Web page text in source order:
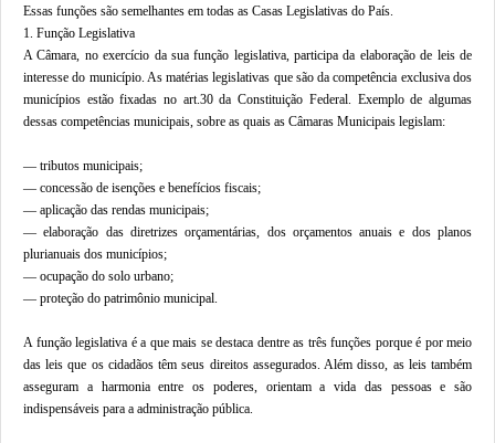
Essas funções são semelhantes em todas as Casas Legislativas do País.
1. Função Legislativa
A Câmara, no exercício da sua função legislativa, participa da elaboração de leis de
interesse do município. As matérias legislativas que são da competência exclusiva dos
municípios estão fixadas no art.30 da Constituição Federal. Exemplo de algumas
dessas competências municipais, sobre as quais as Câmaras Municipais legislam:
— tributos municipais;
— concessão de isenções e benefícios fiscais;
— aplicação das rendas municipais;
— elaboração das diretrizes orçamentárias, dos orçamentos anuais e dos planos
plurianuais dos municípios;
— ocupação do solo urbano;
— proteção do patrimônio municipal.
A função legislativa é a que mais se destaca dentre as três funções porque é por meio
das leis que os cidadãos têm seus direitos assegurados. Além disso, as leis também
asseguram a harmonia entre os poderes, orientam a vida das pessoas e são
indispensáveis para a administração pública.